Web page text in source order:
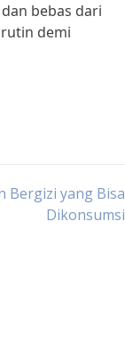
bebas dari
demi
Bergizi yang Bisa
Dikonsumsi